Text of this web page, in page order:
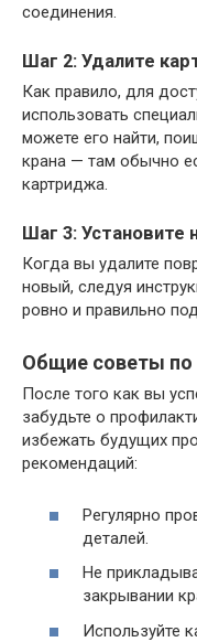
соединения.
Шаг 2: Удалите
Как правило, для
использовать
можете его найти,
крана — там обычно
картриджа.
Шаг 3:
Когда вы удалите
новый, следуя
ровно и правильно
Общие советы по
После того как вы
забудьте о
избежать будущих
рекомендаций:
Регулярно
деталей.
Не
закрывании
Используйте